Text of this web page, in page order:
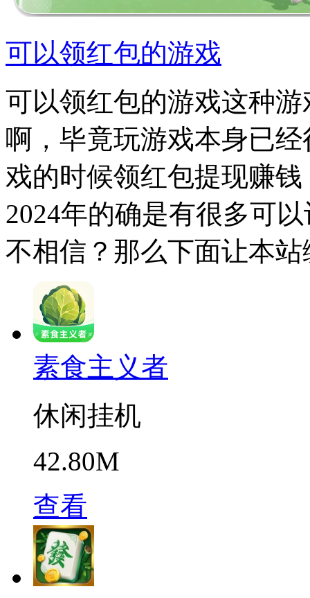
可以领红包的游戏
可以领红包的游戏这种
啊，毕竟玩游戏本身已
戏的时候领红包提现赚
2024年的确是有很多可
不相信？那么下面让本
素食主义者
休闲挂机
42.80M
查看